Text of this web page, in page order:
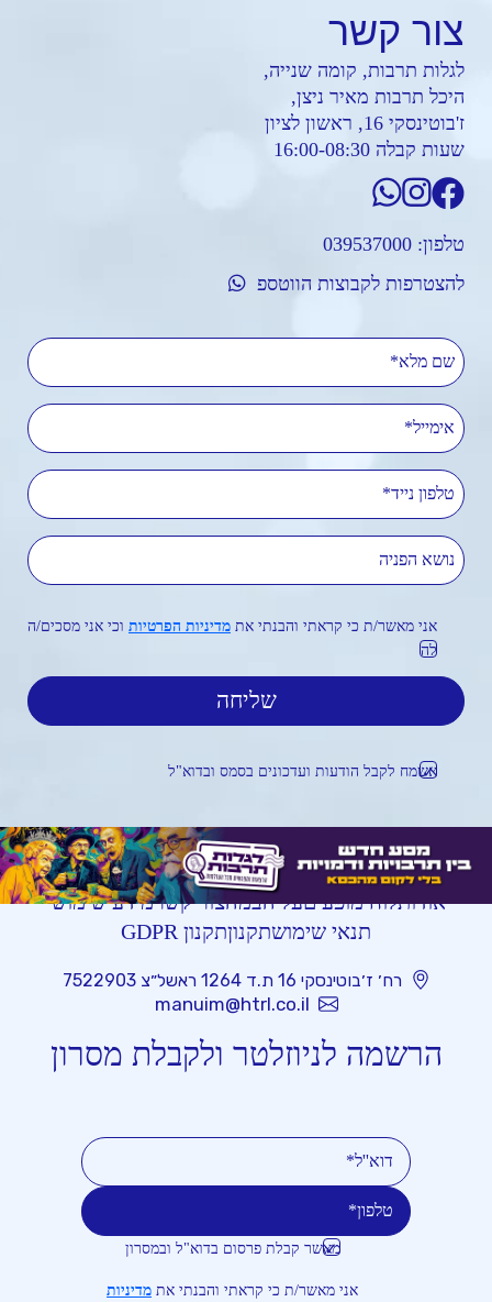
צור קשר
לגלות תרבות, קומה שנייה,
היכל תרבות מאיר ניצן,
ז'בוטינסקי 16, ראשון לציון
שעות קבלה 16:00-08:30
טלפון: 039537000
להצטרפות לקבוצות הווטספ
שם מלא
אימייל
טלפון נייד
נושא הפניה
אני מאשר/ת כי קראתי והבנתי את מדיניות הפרטיות וכי אני מסכים/ה
לה
אשמח לקבל הודעות ועדכונים בסמס ובדוא"ל
אודותלוח מופעיםעל הבמהצור קשרמידע שימושי
תנאי שימושתקנוןתקנון GDPR
רח׳ ז׳בוטינסקי 16 ת.ד 1264 ראשל״צ 7522903
manuim@htrl.co.il
הרשמה לניוזלטר ולקבלת מסרון
מאשר קבלת פרסום בדוא"ל ובמסרון
אני מאשר/ת כי קראתי והבנתי את מדיניות